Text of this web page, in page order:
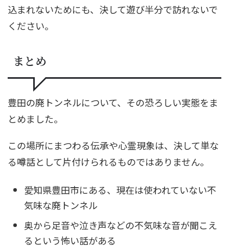
込まれないためにも、決して遊び半分で訪れないで
ください。
まとめ
豊田の廃トンネルについて、その恐ろしい実態をま
とめました。
この場所にまつわる伝承や心霊現象は、決して単な
る噂話として片付けられるものではありません。
愛知県豊田市にある、現在は使われていない不
気味な廃トンネル
奥から足音や泣き声などの不気味な音が聞こえ
るという怖い話がある